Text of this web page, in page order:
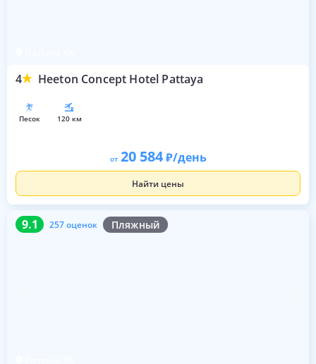
4 Heeton Concept Hotel Pattaya
песок 120 км
от 20 584 /день
Найти цены
9.1 257 оценок Пляжный
9.1 257 оценок